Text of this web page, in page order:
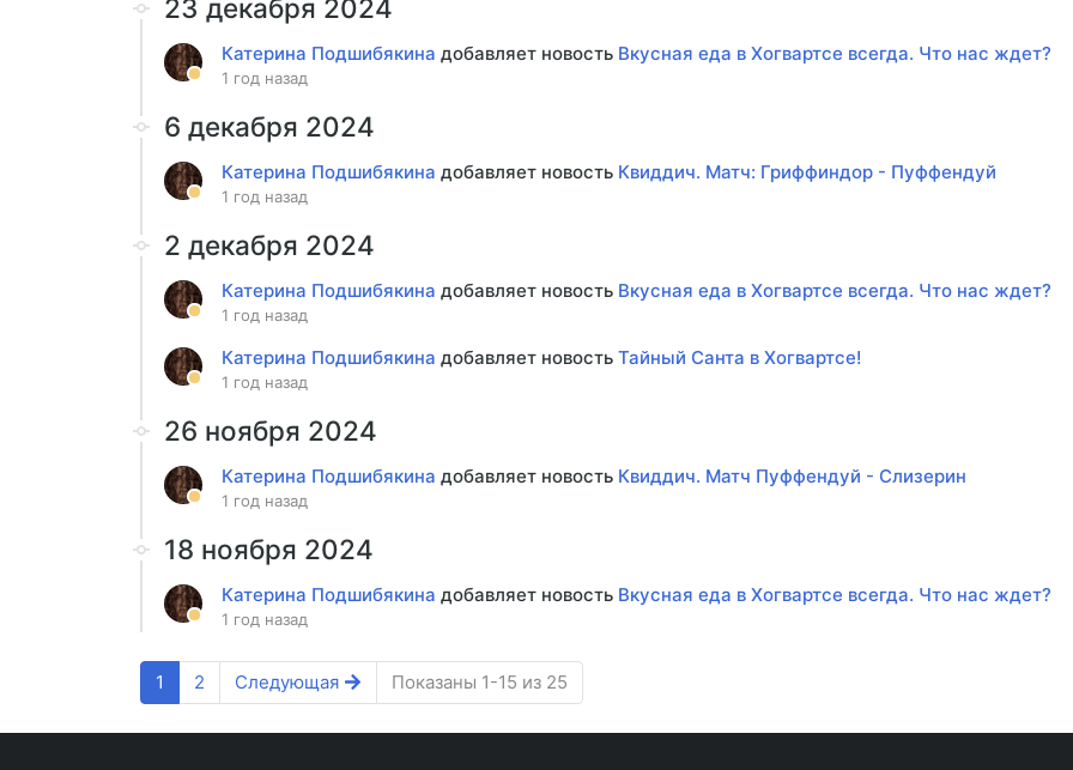
23 декабря 2024
Катерина Подшибякина добавляет новость Вкусная еда в Хогвартсе всегда. Что нас ждет?
1 год назад
6 декабря 2024
Катерина Подшибякина добавляет новость Квиддич. Матч: Гриффиндор - Пуффендуй
1 год назад
2 декабря 2024
Катерина Подшибякина добавляет новость Вкусная еда в Хогвартсе всегда. Что нас ждет?
1 год назад
Катерина Подшибякина добавляет новость Тайный Санта в Хогвартсе!
1 год назад
26 ноября 2024
Катерина Подшибякина добавляет новость Квиддич. Матч Пуффендуй - Слизерин
1 год назад
18 ноября 2024
Катерина Подшибякина добавляет новость Вкусная еда в Хогвартсе всегда. Что нас ждет?
1 год назад
1 2 Следующая Показаны 1-15 из 25